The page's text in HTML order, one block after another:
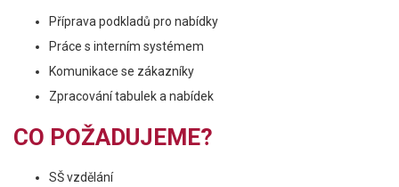
Příprava podkladů pro nabídky
Práce s interním systémem
Komunikace se zákazníky
Zpracování tabulek a nabídek
CO POŽADUJEME?
SŠ vzdělání